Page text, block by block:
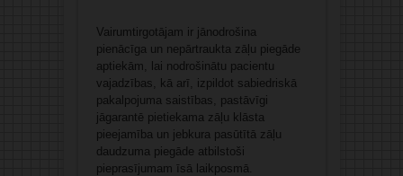
Vairumtirgotājam ir jānodrošina
pienācīga un nepārtraukta zāļu piegāde
aptiekām, lai nodrošinātu pacientu
vajadzības, kā arī, izpildot sabiedriskā
pakalpojuma saistības, pastāvīgi
jāgarantē pietiekama zāļu klāsta
pieejamība un jebkura pasūtītā zāļu
daudzuma piegāde atbilstoši
pieprasījumam īsā laikposmā.